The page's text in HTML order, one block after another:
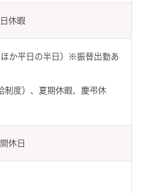
休暇
か平日の半日）※振替出勤あ
制度）、夏期休暇、慶弔休
休日